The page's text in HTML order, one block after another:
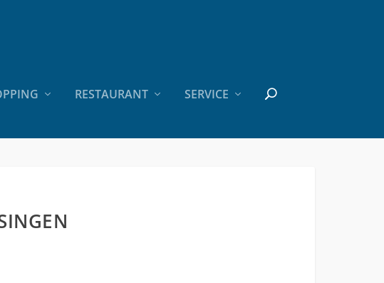
RESTAURANT SERVICE